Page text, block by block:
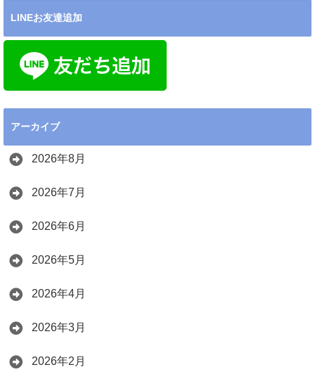
LINEお友達追加
アーカイブ
2026年8月
2026年7月
2026年6月
2026年5月
2026年4月
2026年3月
2026年2月